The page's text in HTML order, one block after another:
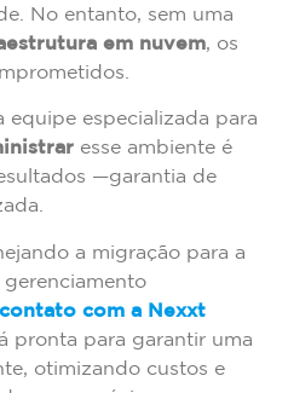
No entanto, sem uma
em nuvem, os
equipe especializada para
esse ambiente é
—garantia de
a migração para a
com a Nexxt
pronta para garantir uma
otimizando custos e